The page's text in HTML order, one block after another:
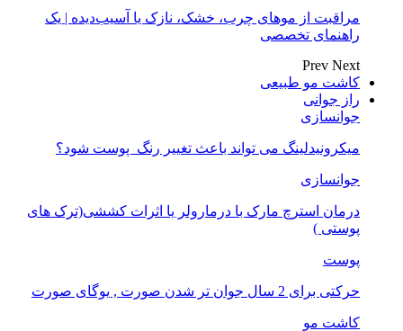
مراقبت از موهای چرب، خشک، نازک یا آسیب‌دیده | یک
راهنمای تخصصی
Prev Next
کاشت مو طبیعی
راز جوانی
جوانسازی
میکرونیدلینگ می تواند باعث تغییر رنگ ‍ پوست شود؟
جوانسازی
درمان استرچ مارک با درمارولر یا اثرات کششی(ترک های
پوستی )
پوست
حرکتی برای 2 سال جوان تر شدن صورت , یوگای صورت
کاشت مو